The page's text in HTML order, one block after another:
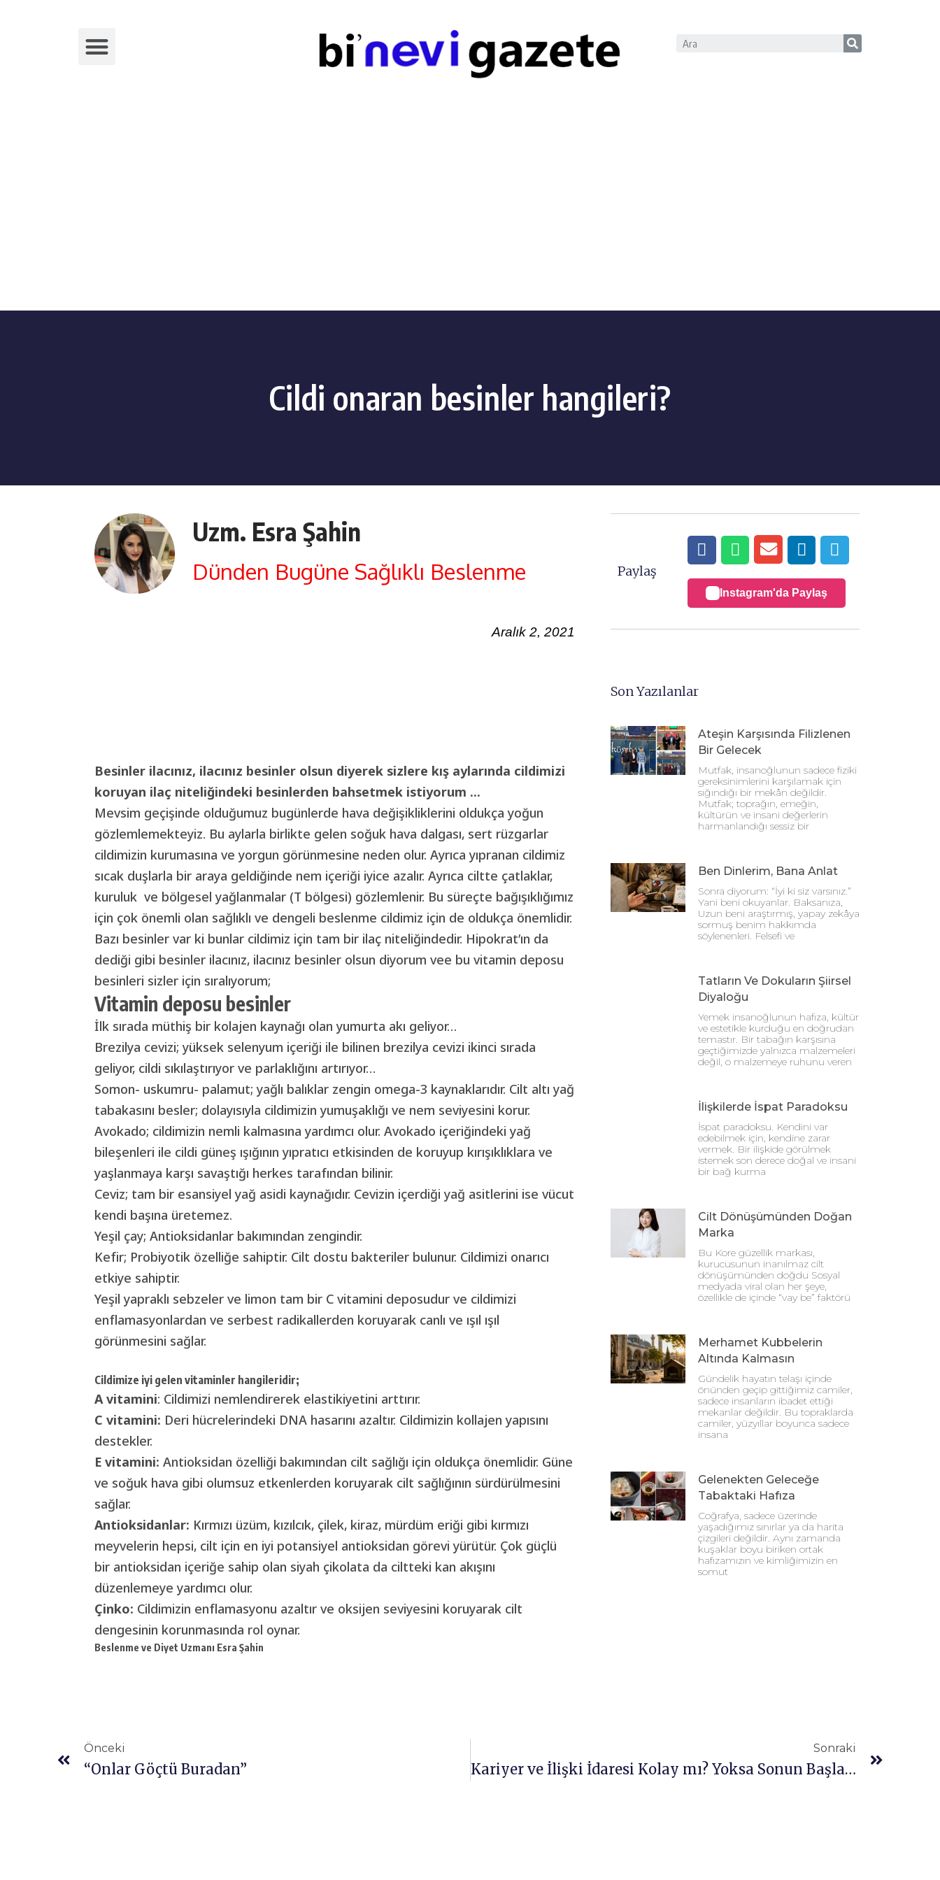
Cildi onaran besinler hangileri?
Uzm. Esra Şahin
Dünden Bugüne Sağlıklı Beslenme
Aralık 2, 2021
Besinler ilacınız, ilacınız besinler olsun diyerek sizlere kış aylarında cildimizi
koruyan ilaç niteliğindeki besinlerden bahsetmek istiyorum …
Mevsim geçişinde olduğumuz bugünlerde hava değişikliklerini oldukça yoğun
gözlemlemekteyiz. Bu aylarla birlikte gelen soğuk hava dalgası, sert rüzgarlar
cildimizin kurumasına ve yorgun görünmesine neden olur. Ayrıca yıpranan cildimiz
sıcak duşlarla bir araya geldiğinde nem içeriği iyice azalır. Ayrıca ciltte çatlaklar,
kuruluk ve bölgesel yağlanmalar (T bölgesi) gözlemlenir. Bu süreçte bağışıklığımız
için çok önemli olan sağlıklı ve dengeli beslenme cildimiz için de oldukça önemlidir.
Bazı besinler var ki bunlar cildimiz için tam bir ilaç niteliğindedir. Hipokrat’ın da
dediği gibi besinler ilacınız, ilacınız besinler olsun diyorum vee bu vitamin deposu
besinleri sizler için sıralıyorum;
Vitamin deposu besinler
İlk sırada müthiş bir kolajen kaynağı olan yumurta akı geliyor…
Brezilya cevizi; yüksek selenyum içeriği ile bilinen brezilya cevizi ikinci sırada
geliyor, cildi sıkılaştırıyor ve parlaklığını artırıyor…
Somon- uskumru- palamut; yağlı balıklar zengin omega-3 kaynaklarıdır. Cilt altı yağ
tabakasını besler; dolayısıyla cildimizin yumuşaklığı ve nem seviyesini korur.
Avokado; cildimizin nemli kalmasına yardımcı olur. Avokado içeriğindeki yağ
bileşenleri ile cildi güneş ışığının yıpratıcı etkisinden de koruyup kırışıklıklara ve
yaşlanmaya karşı savaştığı herkes tarafından bilinir.
Ceviz; tam bir esansiyel yağ asidi kaynağıdır. Cevizin içerdiği yağ asitlerini ise vücut
kendi başına üretemez.
Yeşil çay; Antioksidanlar bakımından zengindir.
Kefir; Probiyotik özelliğe sahiptir. Cilt dostu bakteriler bulunur. Cildimizi onarıcı
etkiye sahiptir.
Yeşil yapraklı sebzeler ve limon tam bir C vitamini deposudur ve cildimizi
enflamasyonlardan ve serbest radikallerden koruyarak canlı ve ışıl ışıl
görünmesini sağlar.
Cildimize iyi gelen vitaminler hangileridir;
A vitamini: Cildimizi nemlendirerek elastikiyetini arttırır.
C vitamini: Deri hücrelerindeki DNA hasarını azaltır. Cildimizin kollajen yapısını
destekler.
E vitamini: Antioksidan özelliği bakımından cilt sağlığı için oldukça önemlidir. Güne
ve soğuk hava gibi olumsuz etkenlerden koruyarak cilt sağlığının sürdürülmesini
sağlar.
Antioksidanlar: Kırmızı üzüm, kızılcık, çilek, kiraz, mürdüm eriği gibi kırmızı
meyvelerin hepsi, cilt için en iyi potansiyel antioksidan görevi yürütür. Çok güçlü
bir antioksidan içeriğe sahip olan siyah çikolata da ciltteki kan akışını
düzenlemeye yardımcı olur.
Çinko: Cildimizin enflamasyonu azaltır ve oksijen seviyesini koruyarak cilt
dengesinin korunmasında rol oynar.
Beslenme ve Diyet Uzmanı Esra Şahin
Paylaş
Instagram'da Paylaş
Son Yazılanlar
Ateşin Karşısında Filizlenen
Bir Gelecek
Mutfak, insanoğlunun sadece fiziki
gereksinimlerini karşılamak için
sığındığı bir mekân değildir.
Mutfak; toprağın, emeğin,
kültürün ve insani değerlerin
harmanlandığı sessiz bir
Ben Dinlerim, Bana Anlat
Sonra diyorum: “İyi ki siz varsınız.”
Yani beni okuyanlar. Baksanıza,
Uzun beni araştırmış, yapay zekâya
sormuş benim hakkımda
söylenenleri. Felsefi ve
Tatların Ve Dokuların Şiirsel
Diyaloğu
Yemek insanoğlunun hafıza, kültür
ve estetikle kurduğu en doğrudan
temastır. Bir tabağın karşısına
geçtiğimizde yalnızca malzemeleri
değil, o malzemeye ruhunu veren
İlişkilerde İspat Paradoksu
İspat paradoksu. Kendini var
edebilmek için, kendine zarar
vermek. Bir ilişkide görülmek
istemek son derece doğal ve insani
bir bağ kurma
Cilt Dönüşümünden Doğan
Marka
Bu Kore güzellik markası,
kurucusunun inanılmaz cilt
dönüşümünden doğdu Sosyal
medyada viral olan her şeye,
özellikle de içinde “vay be” faktörü
Merhamet Kubbelerin
Altında Kalmasın
Gündelik hayatın telaşı içinde
önünden geçip gittiğimiz camiler,
sadece insanların ibadet ettiği
mekanlar değildir. Bu topraklarda
camiler, yüzyıllar boyunca sadece
insana
Gelenekten Geleceğe
Tabaktaki Hafıza
Coğrafya, sadece üzerinde
yaşadığımız sınırlar ya da harita
çizgileri değildir. Aynı zamanda
kuşaklar boyu biriken ortak
hafızamızın ve kimliğimizin en
somut
Önceki
“Onlar Göçtü Buradan”
Sonraki
Kariyer ve İlişki İdaresi Kolay mı? Yoksa Sonun Başlangıcı mı?